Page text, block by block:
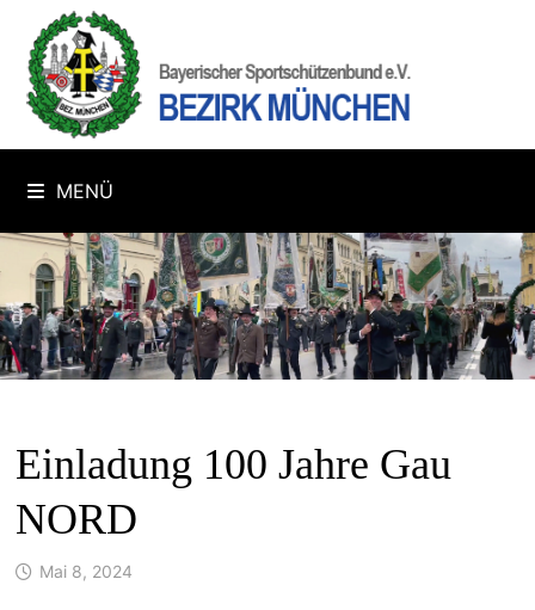
Inhalt
springen
MENÜ
Einladung 100 Jahre Gau
NORD
Mai 8, 2024